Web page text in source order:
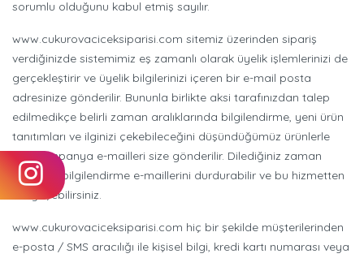
sorumlu olduğunu kabul etmiş sayılır.
www.cukurovaciceksiparisi.com sitemiz üzerinden sipariş
verdiğinizde sistemimiz eş zamanlı olarak üyelik işlemlerinizi de
gerçekleştirir ve üyelik bilgilerinizi içeren bir e-mail posta
adresinize gönderilir. Bununla birlikte aksi tarafınızdan talep
edilmedikçe belirli zaman aralıklarında bilgilendirme, yeni ürün
tanıtımları ve ilginizi çekebileceğini düşündüğümüz ürünlerle
ilgili kampanya e-mailleri size gönderilir. Dilediğiniz zaman
gelen bu bilgilendirme e-maillerini durdurabilir ve bu hizmetten
vazgeçebilirsiniz.
www.cukurovaciceksiparisi.com hiç bir şekilde müşterilerinden
e-posta / SMS aracılığı ile kişisel bilgi, kredi kartı numarası veya